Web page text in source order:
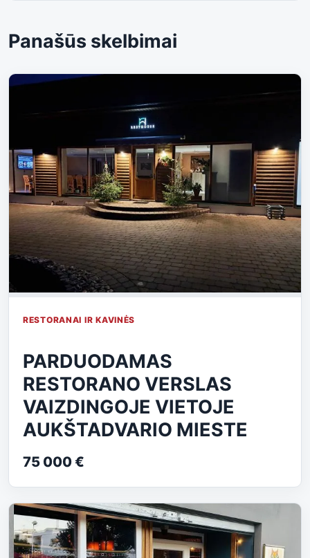
Panašūs skelbimai
RESTORANAI IR KAVINĖS
PARDUODAMAS
RESTORANO VERSLAS
VAIZDINGOJE VIETOJE
AUKŠTADVARIO MIESTE
75 000 €